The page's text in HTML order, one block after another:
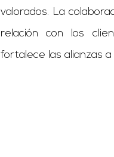
valorados. La
relación con los
fortalece las alianzas a